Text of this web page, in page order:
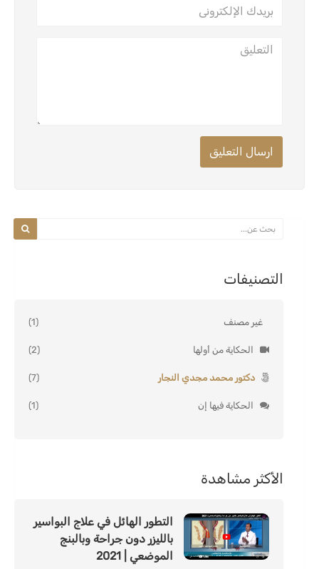
ارسال التعليق
التصنيفات
غير مصنف (1)
الحكاية من أولها (2)
دكتور محمد مجدي النجار (7)
الحكاية فيها إن (1)
الأكثر مشاهدة
التطور الهائل في علاج البواسير
بالليزر دون جراحة وبالبنج
الموضعي | 2021